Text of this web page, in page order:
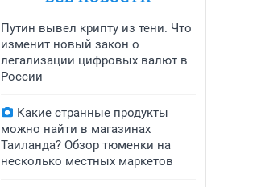
Путин вывел крипту из тени. Что
изменит новый закон о
легализации цифровых валют в
России
Какие странные продукты
можно найти в магазинах
Таиланда? Обзор тюменки на
несколько местных маркетов